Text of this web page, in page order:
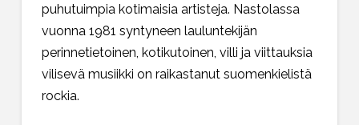
puhutuimpia kotimaisia artisteja. Nastolassa
vuonna 1981 syntyneen lauluntekijän
perinnetietoinen, kotikutoinen, villi ja viittauksia
vilisevä musiikki on raikastanut suomenkielistä
rockia.